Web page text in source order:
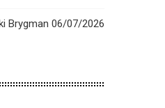
Brygman 06/07/2026